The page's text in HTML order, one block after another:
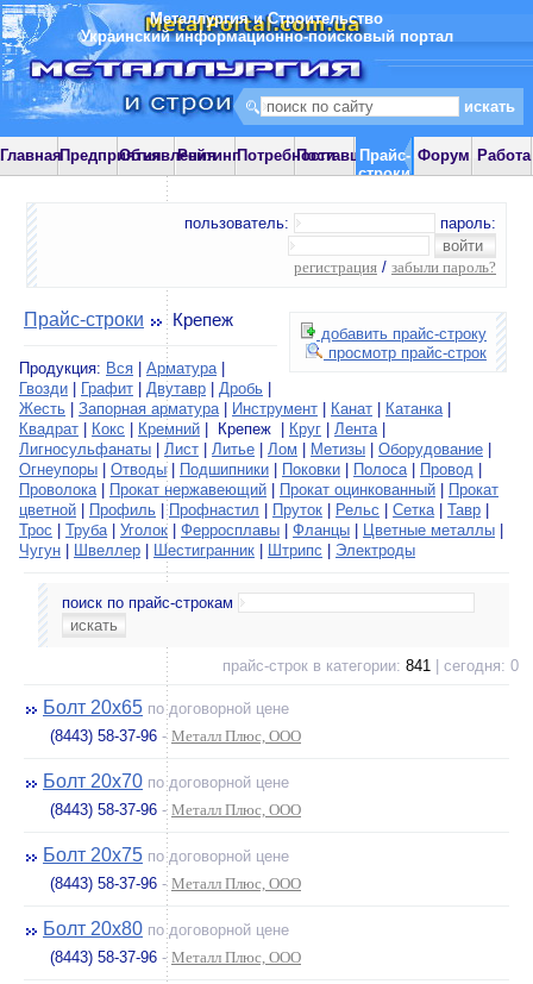
Металлургия и Строительство
Украинский информационно-поисковый портал
ГлавнаяПредприятияОбъявления
РейтингПотребностиПоставщики
Прайс-
строки
Форум Работа
пользователь: пароль:
регистрация / забыли пароль?
добавить прайс-строку
просмотр прайс-строк
Прайс-строки Крепеж
Продукция: Вся Арматура|
Гвозди
Графит Двутавр Дробь
Жесть
Запорная арматура| Инструмент Канат Катанка|
Квадрат
Кокс Кремний | Крепеж | Круг Лента|
Лигносульфанаты
Лист Литье Лом Метизы Оборудование
Огнеупоры
Отводы| Подшипники Поковки Полоса| Провод
Проволока| Прокат нержавеющий Прокат оцинкованный
Прокат
цветной
Профиль | Профнастил Пруток Рельс Сетка| Тавр
Трос
Труба| Уголок Ферросплавы Фланцы Цветные металлы
Чугун
Швеллер Шестигранник Штрипс Электроды
поиск по прайс-строкам
прайс-строк в категории: 841 | сегодня: 0
Болт 20х65 по договорной цене
(8443) 58-37-96 - Металл Плюс, ООО
Болт 20х70 по договорной цене
(8443) 58-37-96 - Металл Плюс, ООО
Болт 20х75 по договорной цене
(8443) 58-37-96 - Металл Плюс, ООО
Болт 20х80 по договорной цене
(8443) 58-37-96 - Металл Плюс, ООО